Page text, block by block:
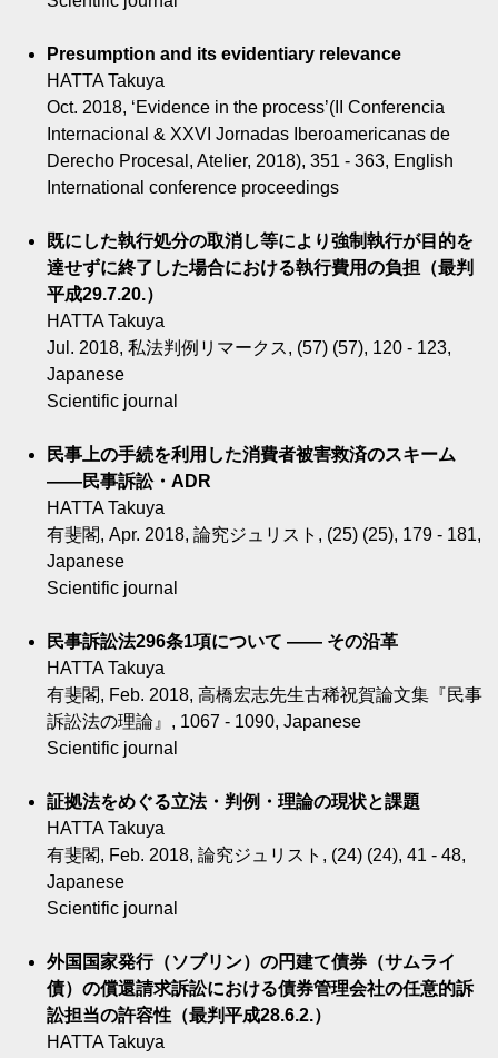
Presumption and its evidentiary relevance
HATTA Takuya
Oct. 2018, ‘Evidence in the process’(II Conferencia
Internacional & XXVI Jornadas Iberoamericanas de
Derecho Procesal, Atelier, 2018), 351 - 363, English
International conference proceedings
既にした執行処分の取消し等により強制執行が目的を
達せずに終了した場合における執行費用の負担（最判
平成29.7.20.）
HATTA Takuya
Jul. 2018, 私法判例リマークス, (57) (57), 120 - 123,
Japanese
Scientific journal
民事上の手続を利用した消費者被害救済のスキーム
――民事訴訟・ADR
HATTA Takuya
有斐閣, Apr. 2018, 論究ジュリスト, (25) (25), 179 - 181,
Japanese
Scientific journal
民事訴訟法296条1項について ―― その沿革
HATTA Takuya
有斐閣, Feb. 2018, 高橋宏志先生古稀祝賀論文集『民事
訴訟法の理論』, 1067 - 1090, Japanese
Scientific journal
証拠法をめぐる立法・判例・理論の現状と課題
HATTA Takuya
有斐閣, Feb. 2018, 論究ジュリスト, (24) (24), 41 - 48,
Japanese
Scientific journal
外国国家発行（ソブリン）の円建て債券（サムライ
債）の償還請求訴訟における債券管理会社の任意的訴
訟担当の許容性（最判平成28.6.2.）
HATTA Takuya